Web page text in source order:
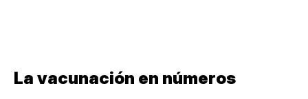
La vacunación en números